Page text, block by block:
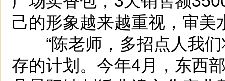
己的形象越来越重视，审美
“陈老师，多招点人我们
存的计划。今年4月，东西